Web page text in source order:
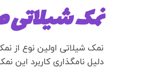
نمک
نمک شیلاتی اولین نوع از
دلیل نامگذاری کاربرد این